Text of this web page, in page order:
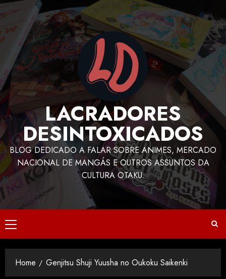
LACRADORES
DESINTOXICADOS
BLOG DEDICADO A FALAR SOBRE ANIMES, MERCADO
NACIONAL DE MANGÁS E OUTROS ASSUNTOS DA
CULTURA OTAKU.
Home Genjitsu Shuji Yuusha no Oukoku Saikenki